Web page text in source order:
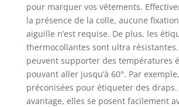
pour marquer vos vêtements.
la présence de la colle, aucune
aiguille n’est requise. De plus, les
thermocollantes sont ultra
peuvent supporter des températures
pouvant aller jusqu’à 60°. Par
préconisées pour étiqueter des
avantage, elles se posent facilement